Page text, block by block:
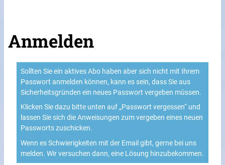
Anmelden
Sollten Sie ein aktives Abo haben aber sich nicht mit Ihrem
Passwort anmelden können, kann es sein, dass Sie aus
Sicherheitsgründen ein neues Passwort vergeben müssen.
Klicken Sie dazu bitte unten auf „Passwort vergessen“ und
lassen Sie sich die Anweisungen zum vergeben eines neuen
Passworts zuschicken.
Wenn es Schwierigkeiten mit der Email gibt, gerne bei uns
melden. Wir versuchen dann, eine Lösung hinzubekommen.